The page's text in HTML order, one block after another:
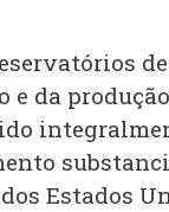
e da
Estados